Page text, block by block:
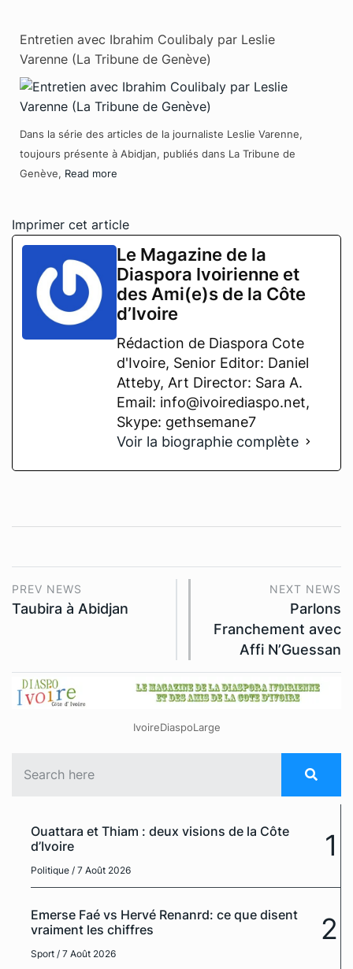
Entretien avec Ibrahim Coulibaly par Leslie
Varenne (La Tribune de Genève)
Dans la série des articles de la journaliste Leslie Varenne,
toujours présente à Abidjan, publiés dans La Tribune de
Genève, Read more
Imprimer cet article
Le Magazine de la
Diaspora Ivoirienne et
des Ami(e)s de la Côte
d’Ivoire
Rédaction de Diaspora Cote
d'Ivoire, Senior Editor: Daniel
Atteby, Art Director: Sara A.
Email: info@ivoirediaspo.net,
Skype: gethsemane7
Voir la biographie complète
PREV NEWS
Taubira à Abidjan
NEXT NEWS
Parlons
Franchement avec
Affi N’Guessan
IvoireDiaspoLarge
Ouattara et Thiam : deux visions de la Côte
d’Ivoire
Politique / 7 Août 2026
1
Emerse Faé vs Hervé Renanrd: ce que disent
vraiment les chiffres
Sport / 7 Août 2026
2